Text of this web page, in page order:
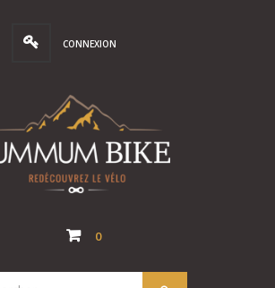
CONNEXION
0